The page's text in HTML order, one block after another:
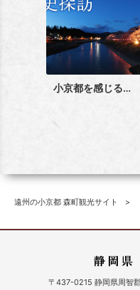
小京都を感じる、森町歴史探訪
遠州の小京都 森町観光サイト
〒437-0215 静岡県周智